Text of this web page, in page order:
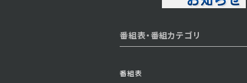
2024年12月27日 放送
第3話
番組表・番組カテゴリ
番組表